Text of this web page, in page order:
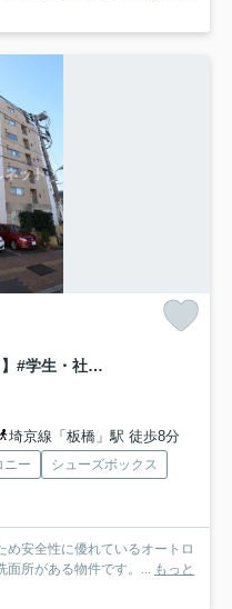
リヴェール池袋【おとり物件なし】#学生・社会人にオススメ！初期費用分割払いOK！
埼京線「板橋」駅 徒歩8分
ニー
シューズボックス
安全性に優れているオートロ
所がある物件です。...
もっと